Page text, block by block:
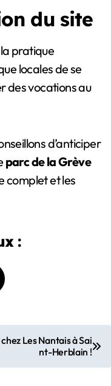
du site
pratique
locales de se
des vocations au
d’anticiper
parc de la Grève
complet et les
:
Les Nantais à Sai
nt-Herblain !